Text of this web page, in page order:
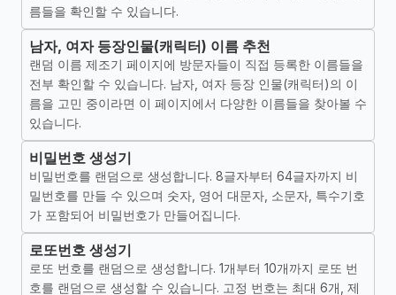
름들을 확인할 수 있습니다.
남자, 여자 등장인물(캐릭터) 이름 추천
랜덤 이름 제조기 페이지에 방문자들이 직접 등록한 이름들을
전부 확인할 수 있습니다. 남자, 여자 등장 인물(캐릭터)의 이
름을 고민 중이라면 이 페이지에서 다양한 이름들을 찾아볼 수
있습니다.
비밀번호 생성기
비밀번호를 랜덤으로 생성합니다. 8글자부터 64글자까지 비
밀번호를 만들 수 있으며 숫자, 영어 대문자, 소문자, 특수기호
가 포함되어 비밀번호가 만들어집니다.
로또번호 생성기
로또 번호를 랜덤으로 생성합니다. 1개부터 10개까지 로또 번
호를 랜덤으로 생성할 수 있습니다. 고정 번호는 최대 6개, 제